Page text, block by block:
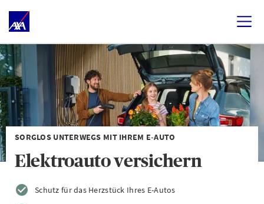
SORGLOS UNTERWEGS MIT IHREM E-AUTO
Elektroauto versichern
Schutz für das Herzstück Ihres E-Autos